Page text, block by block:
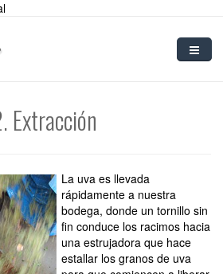
Extracción
La uva es llevada
rápidamente a nuestra
bodega, donde un tornillo sin
fin conduce los racimos hacia
una estrujadora que hace
estallar los granos de uva